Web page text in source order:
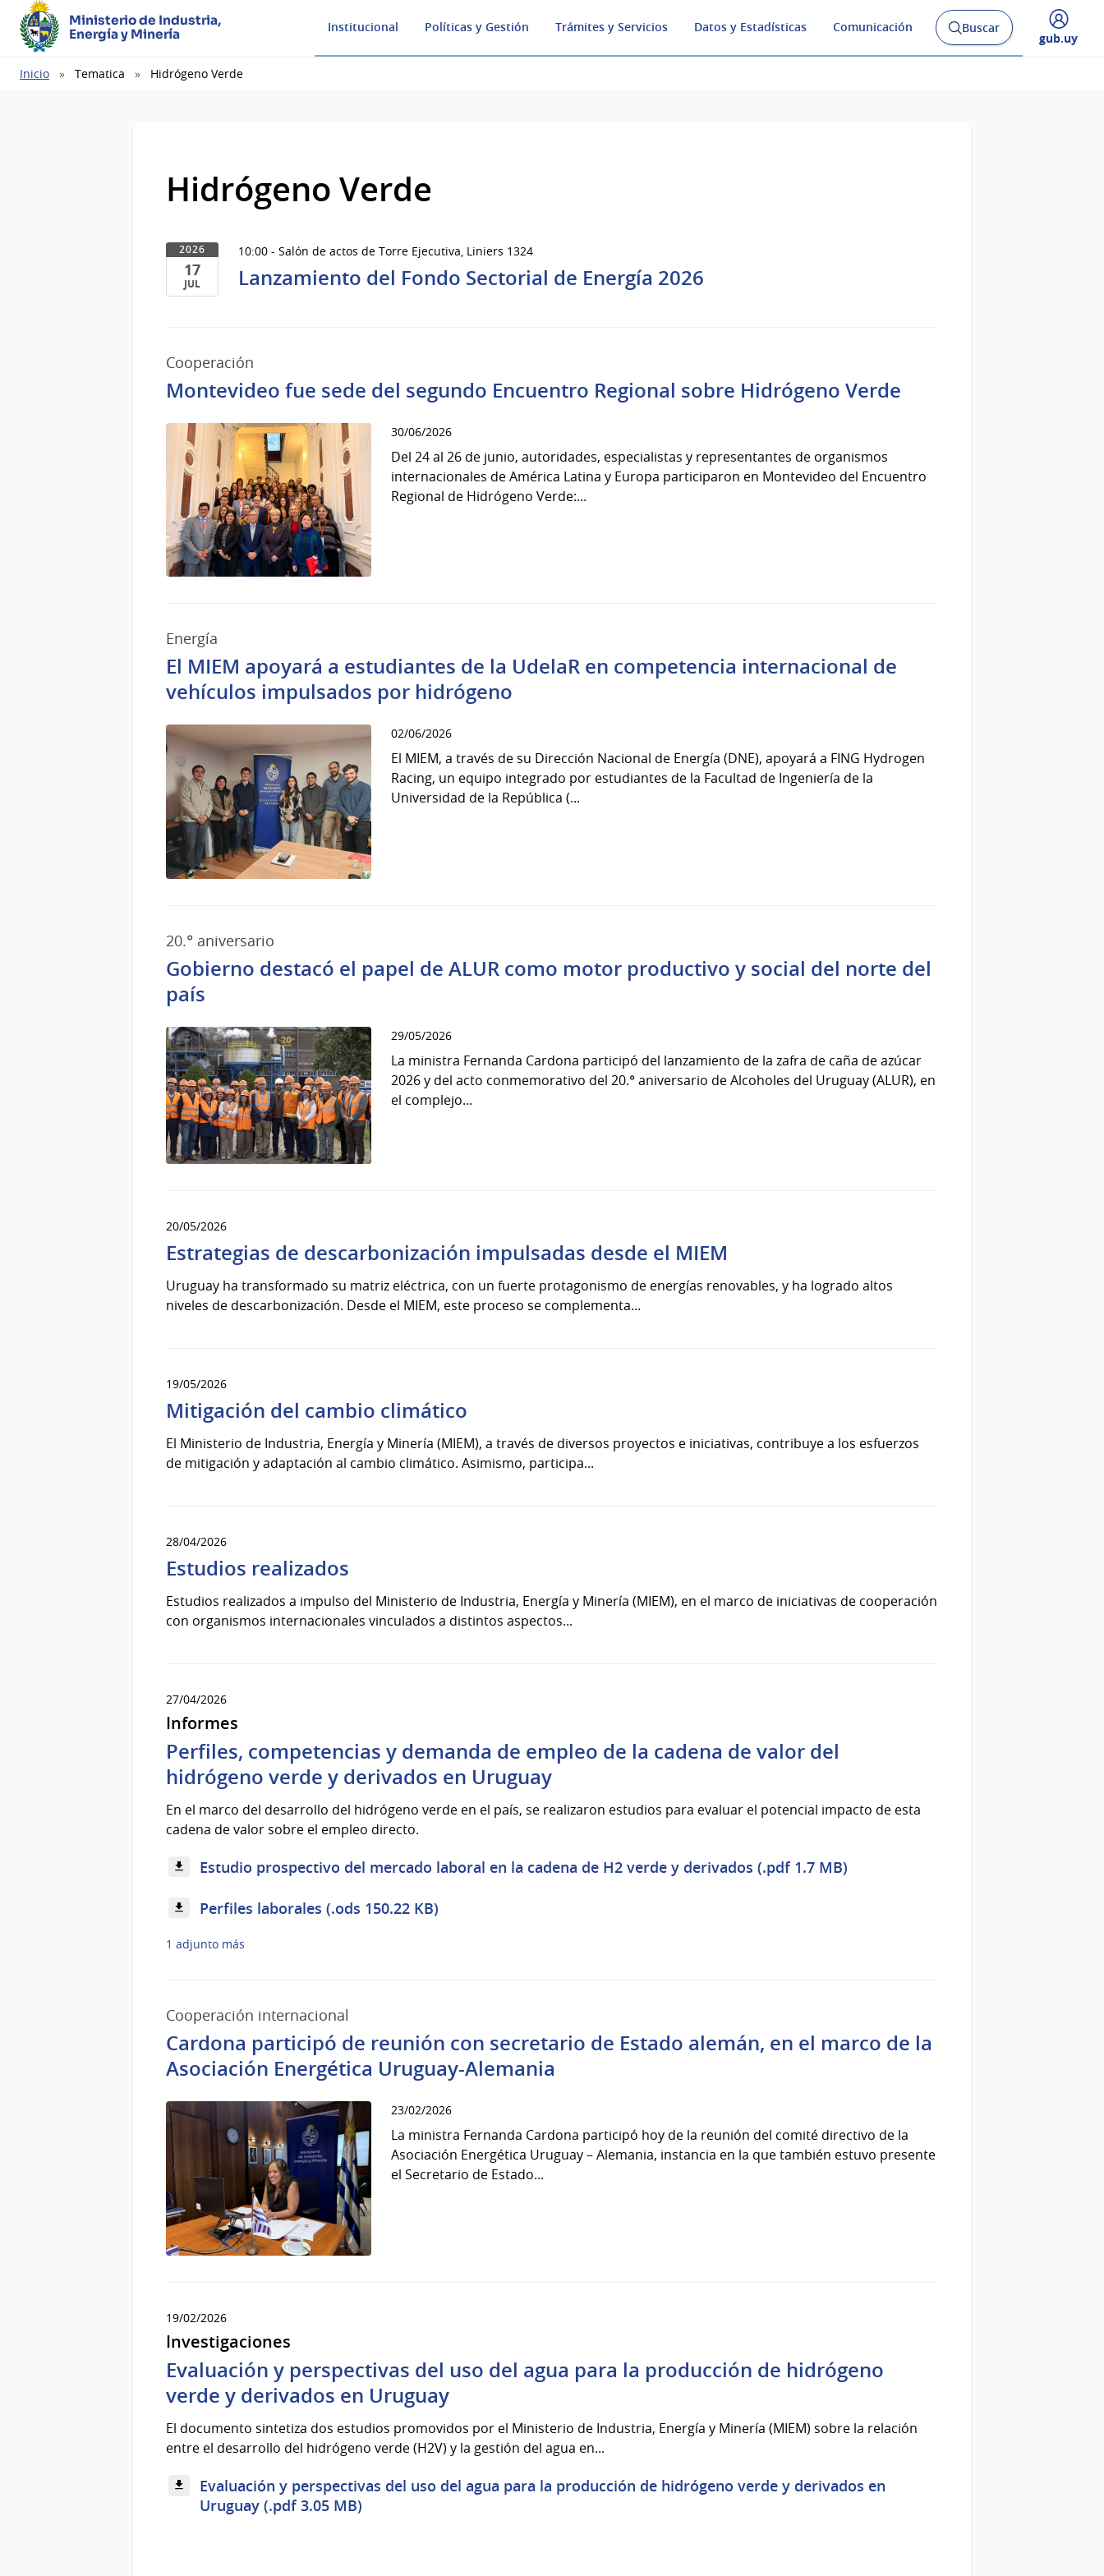
Ministerio de Industria,
Energía y Minería
Institucional Políticas y Gestión Trámites y Servicios Datos y Estadísticas Comunicación
Abrir
buscador
Buscar
Desplegar
gub.uy
Ruta
Inicio Tematica Hidrógeno Verde
Hidrógeno Verde
2026
17
JUL
del
2026
10:00 - Salón de actos de Torre Ejecutiva, Liniers 1324
Lanzamiento del Fondo Sectorial de Energía 2026
Cooperación
Montevideo fue sede del segundo Encuentro Regional sobre Hidrógeno Verde
30/06/2026
Del 24 al 26 de junio, autoridades, especialistas y representantes de organismos
internacionales de América Latina y Europa participaron en Montevideo del Encuentro
Regional de Hidrógeno Verde:...
Energía
El MIEM apoyará a estudiantes de la UdelaR en competencia internacional de
vehículos impulsados por hidrógeno
02/06/2026
El MIEM, a través de su Dirección Nacional de Energía (DNE), apoyará a FING Hydrogen
Racing, un equipo integrado por estudiantes de la Facultad de Ingeniería de la
Universidad de la República (...
20.° aniversario
Gobierno destacó el papel de ALUR como motor productivo y social del norte del
país
29/05/2026
La ministra Fernanda Cardona participó del lanzamiento de la zafra de caña de azúcar
2026 y del acto conmemorativo del 20.° aniversario de Alcoholes del Uruguay (ALUR), en
el complejo...
20/05/2026
Estrategias de descarbonización impulsadas desde el MIEM
Uruguay ha transformado su matriz eléctrica, con un fuerte protagonismo de energías renovables, y ha logrado altos
niveles de descarbonización. Desde el MIEM, este proceso se complementa...
19/05/2026
Mitigación del cambio climático
El Ministerio de Industria, Energía y Minería (MIEM), a través de diversos proyectos e iniciativas, contribuye a los esfuerzos
de mitigación y adaptación al cambio climático. Asimismo, participa...
28/04/2026
Estudios realizados
Estudios realizados a impulso del Ministerio de Industria, Energía y Minería (MIEM), en el marco de iniciativas de cooperación
con organismos internacionales vinculados a distintos aspectos...
27/04/2026
Informes
Perfiles, competencias y demanda de empleo de la cadena de valor del
hidrógeno verde y derivados en Uruguay
En el marco del desarrollo del hidrógeno verde en el país, se realizaron estudios para evaluar el potencial impacto de esta
cadena de valor sobre el empleo directo.
Estudio prospectivo del mercado laboral en la cadena de H2 verde y derivados (.pdf 1.7 MB)
Perfiles laborales (.ods 150.22 KB)
1 adjunto más
Cooperación internacional
Cardona participó de reunión con secretario de Estado alemán, en el marco de la
Asociación Energética Uruguay-Alemania
23/02/2026
La ministra Fernanda Cardona participó hoy de la reunión del comité directivo de la
Asociación Energética Uruguay – Alemania, instancia en la que también estuvo presente
el Secretario de Estado...
19/02/2026
Investigaciones
Evaluación y perspectivas del uso del agua para la producción de hidrógeno
verde y derivados en Uruguay
El documento sintetiza dos estudios promovidos por el Ministerio de Industria, Energía y Minería (MIEM) sobre la relación
entre el desarrollo del hidrógeno verde (H2V) y la gestión del agua en...
Evaluación y perspectivas del uso del agua para la producción de hidrógeno verde y derivados en
Uruguay (.pdf 3.05 MB)